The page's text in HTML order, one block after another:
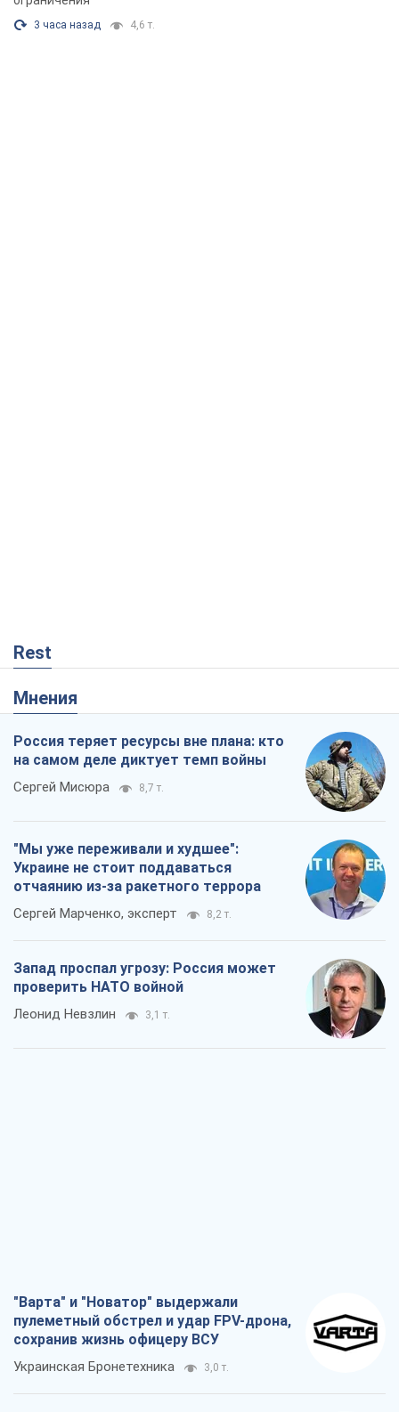
3 часа назад 4,6 т.
Rest
Мнения
Россия теряет ресурсы вне плана: кто
на самом деле диктует темп войны
Сергей Мисюра 8,7 т.
"Мы уже переживали и худшее":
Украине не стоит поддаваться
отчаянию из-за ракетного террора
Сергей Марченко, эксперт 8,2 т.
Запад проспал угрозу: Россия может
проверить НАТО войной
Леонид Невзлин 3,1 т.
"Варта" и "Новатор" выдержали
пулеметный обстрел и удар FPV-дрона,
сохранив жизнь офицеру ВСУ
Украинская Бронетехника 3,0 т.